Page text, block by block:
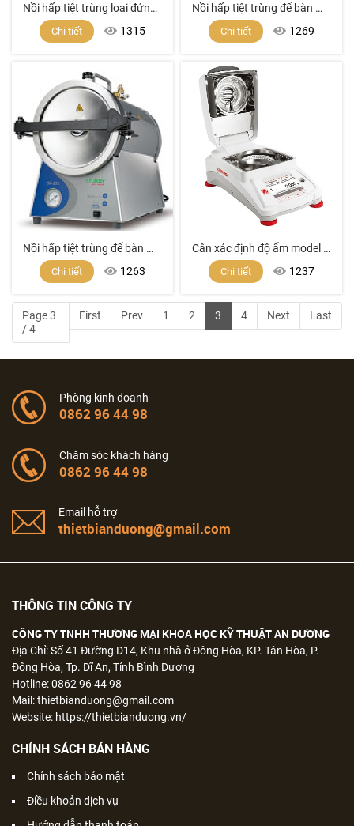
Nồi hấp tiệt trùng loại đứng model SA-300VF
Chi tiết 1315
Nồi hấp tiệt trùng để bàn model SA-252F (24 lít)
Chi tiết 1269
Nồi hấp tiệt trùng để bàn model SA-232 (16 lít )
Chi tiết 1263
Cân xác định độ ẩm model BM90
Chi tiết 1237
Page 3
/ 4
First Prev 1 2 3 4 Next Last
Phòng kinh doanh
0862 96 44 98
Chăm sóc khách hàng
0862 96 44 98
Email hỗ trợ
thietbianduong@gmail.com
THÔNG TIN CÔNG TY
CÔNG TY TNHH THƯƠNG MẠI KHOA HỌC KỸ THUẬT AN DƯƠNG
Địa Chỉ: Số 41 Đường D14, Khu nhà ở Đông Hòa, KP. Tân Hòa, P.
Đông Hòa, Tp. Dĩ An, Tỉnh Bình Dương
Hotline: 0862 96 44 98
Mail: thietbianduong@gmail.com
Website: https://thietbianduong.vn/
CHÍNH SÁCH BÁN HÀNG
Chính sách bảo mật
Điều khoản dịch vụ